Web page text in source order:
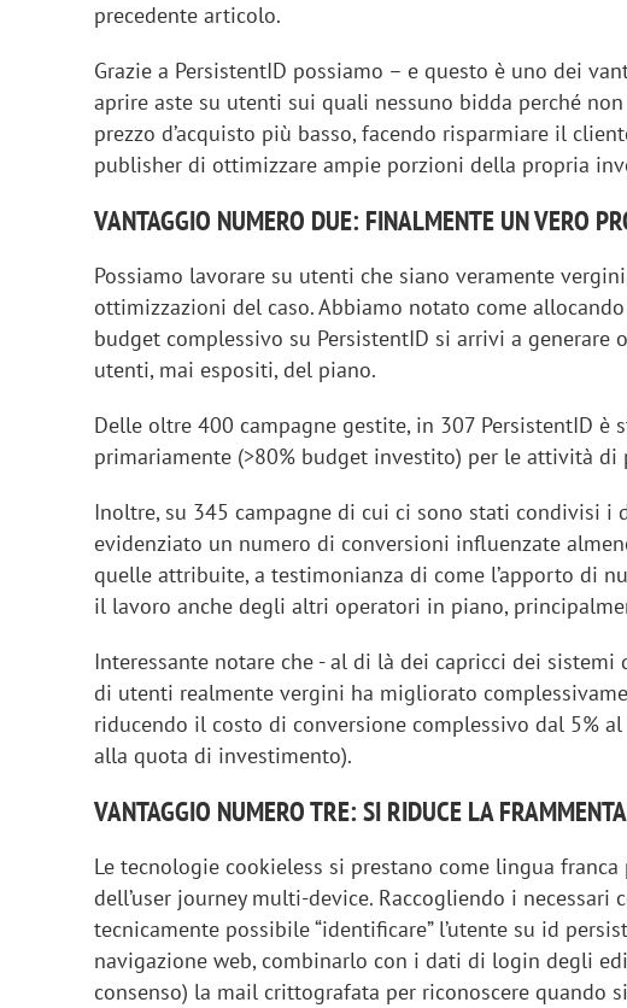
precedente articolo.
Grazie a PersistentID possiamo – e questo è uno dei
aprire aste su utenti sui quali nessuno bidda perché
prezzo d’acquisto più basso, facendo risparmiare il
publisher di ottimizzare ampie porzioni della propria
VANTAGGIO NUMERO DUE: FINALMENTE UN VERO
Possiamo lavorare su utenti che siano veramente
ottimizzazioni del caso. Abbiamo notato come
budget complessivo su PersistentID si arrivi a generare
utenti, mai espositi, del piano.
Delle oltre 400 campagne gestite, in 307 PersistentID è
primariamente (>80% budget investito) per le attività di
Inoltre, su 345 campagne di cui ci sono stati condivisi i
evidenziato un numero di conversioni influenzate
quelle attribuite, a testimonianza di come l’apporto di
il lavoro anche degli altri operatori in piano,
Interessante notare che - al di là dei capricci dei sistemi
di utenti realmente vergini ha migliorato
riducendo il costo di conversione complessivo dal 5%
alla quota di investimento).
VANTAGGIO NUMERO TRE: SI RIDUCE LA
Le tecnologie cookieless si prestano come lingua
dell’user journey multi-device. Raccogliendo i necessari
tecnicamente possibile “identificare” l’utente su id
navigazione web, combinarlo con i dati di login degli
consenso) la mail crittografata per riconoscere quando